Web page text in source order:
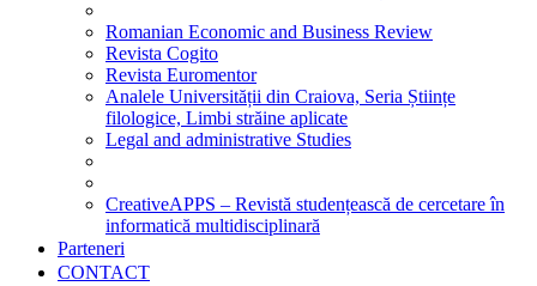
Romanian Economic and Business Review
Revista Cogito
Revista Euromentor
Analele Universității din Craiova, Seria Științe
filologice, Limbi străine aplicate
Legal and administrative Studies
CreativeAPPS – Revistă studențească de cercetare în
informatică multidisciplinară
Parteneri
CONTACT